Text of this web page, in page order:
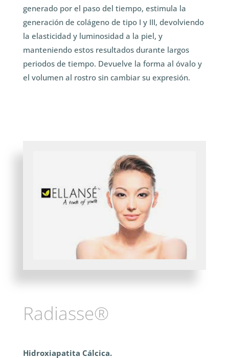
generado por el paso del tiempo, estimula la
generación de colágeno de tipo I y III, devolviendo
la elasticidad y luminosidad a la piel, y
manteniendo estos resultados durante largos
periodos de tiempo. Devuelve la forma al óvalo y
el volumen al rostro sin cambiar su expresión.
Radiasse®
Hidroxiapatita Cálcica.